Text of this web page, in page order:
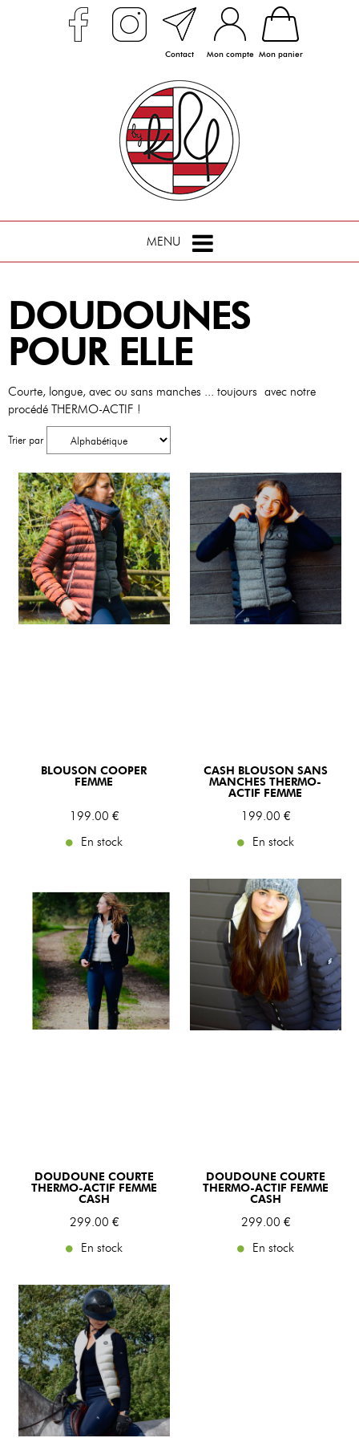
Contact Mon compte Mon panier
MENU
DOUDOUNES
POUR ELLE
Courte, longue, avec ou sans manches ... toujours avec notre
procédé THERMO-ACTIF !
Trier par
BLOUSON COOPER
FEMME
199 .00 €
En stock
CASH BLOUSON SANS
MANCHES THERMO-
ACTIF FEMME
199 .00 €
En stock
DOUDOUNE COURTE
THERMO-ACTIF FEMME
CASH
299 .00 €
En stock
DOUDOUNE COURTE
THERMO-ACTIF FEMME
CASH
299 .00 €
En stock